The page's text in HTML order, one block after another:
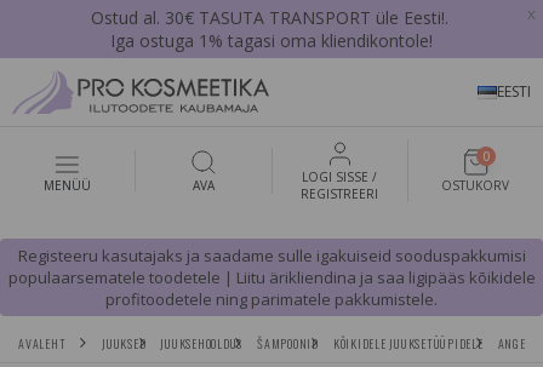
Ostud al. 30€ TASUTA TRANSPORT üle Eesti!.
Iga ostuga 1% tagasi oma kliendikontole!
x
EESTI
MENÜÜ AVA
LOGI SISSE /
REGISTREERI
0
OSTUKORV
Registeeru kasutajaks ja saadame sulle igakuiseid sooduspakkumisi
populaarsematele toodetele | Liitu ärikliendina ja saa ligipääs kõikidele
profitoodetele ning parimatele pakkumistele.
AVALEHT JUUKSED JUUKSEHOOLDUS ŠAMPOONID KÕIKIDELE JUUKSETÜÜPIDELE ANGEL